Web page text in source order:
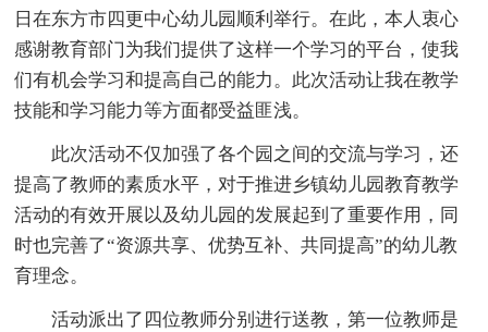
日在东方市四更中心幼儿园顺利举行。在此，本人衷心
感谢教育部门为我们提供了这样一个学习的平台，使我
们有机会学习和提高自己的能力。此次活动让我在教学
技能和学习能力等方面都受益匪浅。
此次活动不仅加强了各个园之间的交流与学习，还
提高了教师的素质水平，对于推进乡镇幼儿园教育教学
活动的有效开展以及幼儿园的发展起到了重要作用，同
时也完善了“资源共享、优势互补、共同提高”的幼儿教
育理念。
活动派出了四位教师分别进行送教，第一位教师是